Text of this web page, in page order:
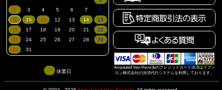
Amputated Vein Recordsのクレジットカード決済はイプシ
ロン株式会社の決済代行システムを利用しております。
休業日